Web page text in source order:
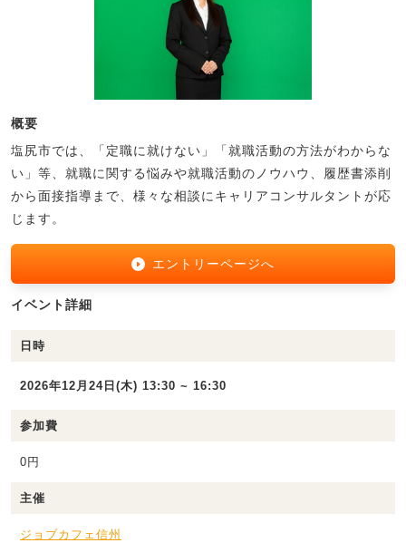
概要
塩尻市では、「定職に就けない」「就職活動の方法がわからな
い」等、就職に関する悩みや就職活動のノウハウ、履歴書添削
から面接指導まで、様々な相談にキャリアコンサルタントが応
じます。
エントリーページへ
イベント詳細
日時
2026年12月24日(木) 13:30 ~ 16:30
参加費
0円
主催
ジョブカフェ信州